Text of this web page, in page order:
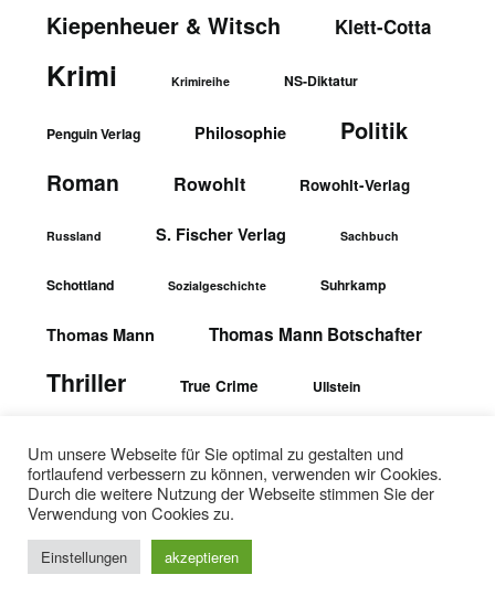
Kiepenheuer & Witsch Klett-Cotta
Krimi Krimireihe NS-Diktatur
Penguin Verlag Philosophie Politik
Roman Rowohlt Rowohlt-Verlag
Russland S. Fischer Verlag Sachbuch
Schottland Sozialgeschichte Suhrkamp
Thomas Mann Thomas Mann Botschafter
Thriller True Crime Ullstein
©2026 Textopfer| WordPress Theme by
Um unsere Webseite für Sie optimal zu gestalten und
fortlaufend verbessern zu können, verwenden wir Cookies.
Durch die weitere Nutzung der Webseite stimmen Sie der
Verwendung von Cookies zu.
Einstellungen akzeptieren